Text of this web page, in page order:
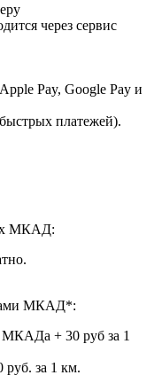
через сервис
Pay, Google Pay и
платежей).
МКАД:
МКАД*:
МКАДа + 30 руб за 1
руб. за 1 км.